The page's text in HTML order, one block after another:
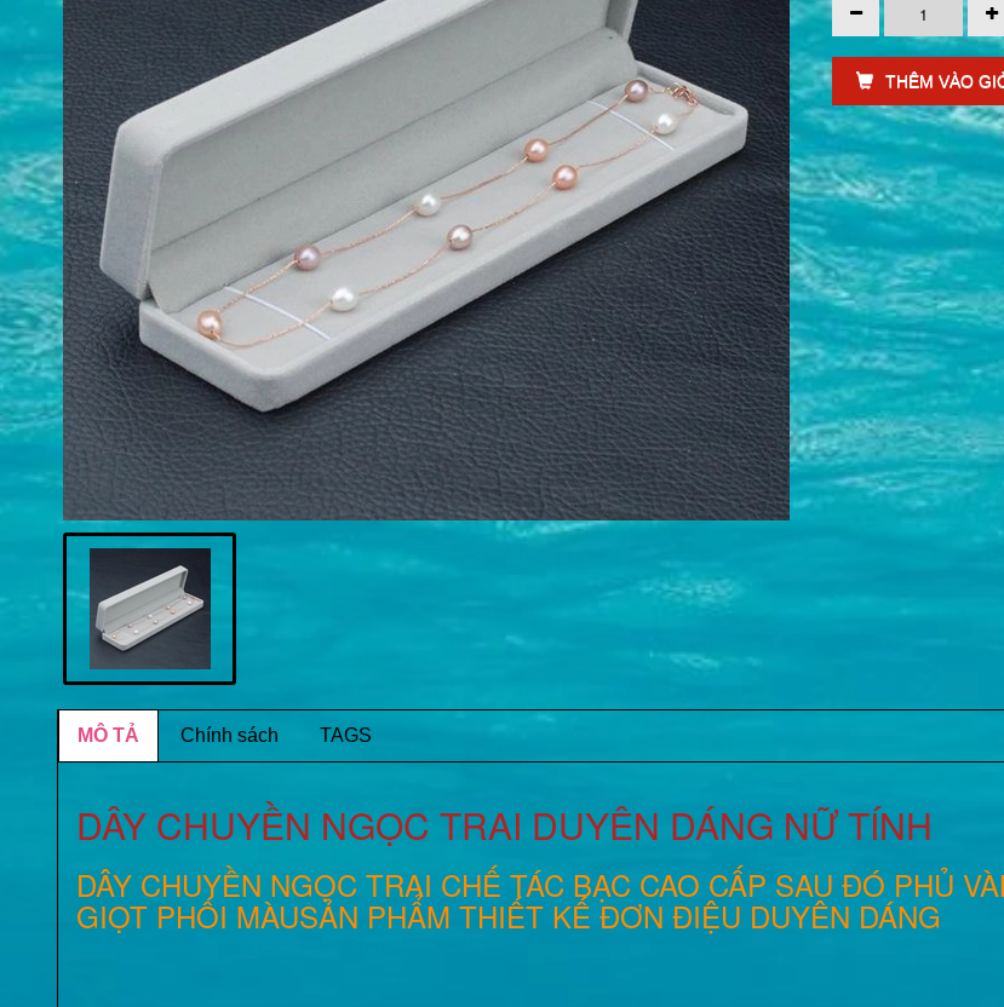
THÊM VÀO
MÔ TẢ Chính sách TAGS
DÂY CHUYỀN NGỌC TRAI DUYÊN DÁNG NỮ TÍNH
DÂY CHUYỀN NGỌC TRAI CHẾ TÁC BẠC CAO CẤP SAU ĐÓ PHỦ
GIỌT PHỐI MÀUSẢN PHẨM THIẾT KẾ ĐƠN ĐIỆU DUYÊN DÁNG